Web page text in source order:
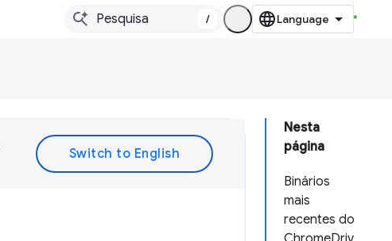
/
Nesta
página
Binários
mais
recentes do